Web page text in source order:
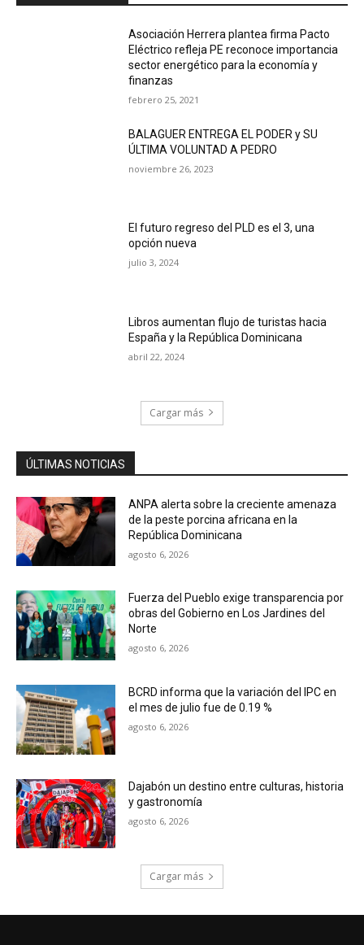
Asociación Herrera plantea firma Pacto
Eléctrico refleja PE reconoce importancia
sector energético para la economía y
finanzas
febrero 25, 2021
BALAGUER ENTREGA EL PODER y SU
ÚLTIMA VOLUNTAD A PEDRO
noviembre 26, 2023
El futuro regreso del PLD es el 3, una
opción nueva
julio 3, 2024
Libros aumentan flujo de turistas hacia
España y la República Dominicana
abril 22, 2024
Cargar más
ÚLTIMAS NOTICIAS
ANPA alerta sobre la creciente amenaza
de la peste porcina africana en la
República Dominicana
agosto 6, 2026
Fuerza del Pueblo exige transparencia por
obras del Gobierno en Los Jardines del
Norte
agosto 6, 2026
BCRD informa que la variación del IPC en
el mes de julio fue de 0.19 %
agosto 6, 2026
Dajabón un destino entre culturas, historia
y gastronomía
agosto 6, 2026
Cargar más